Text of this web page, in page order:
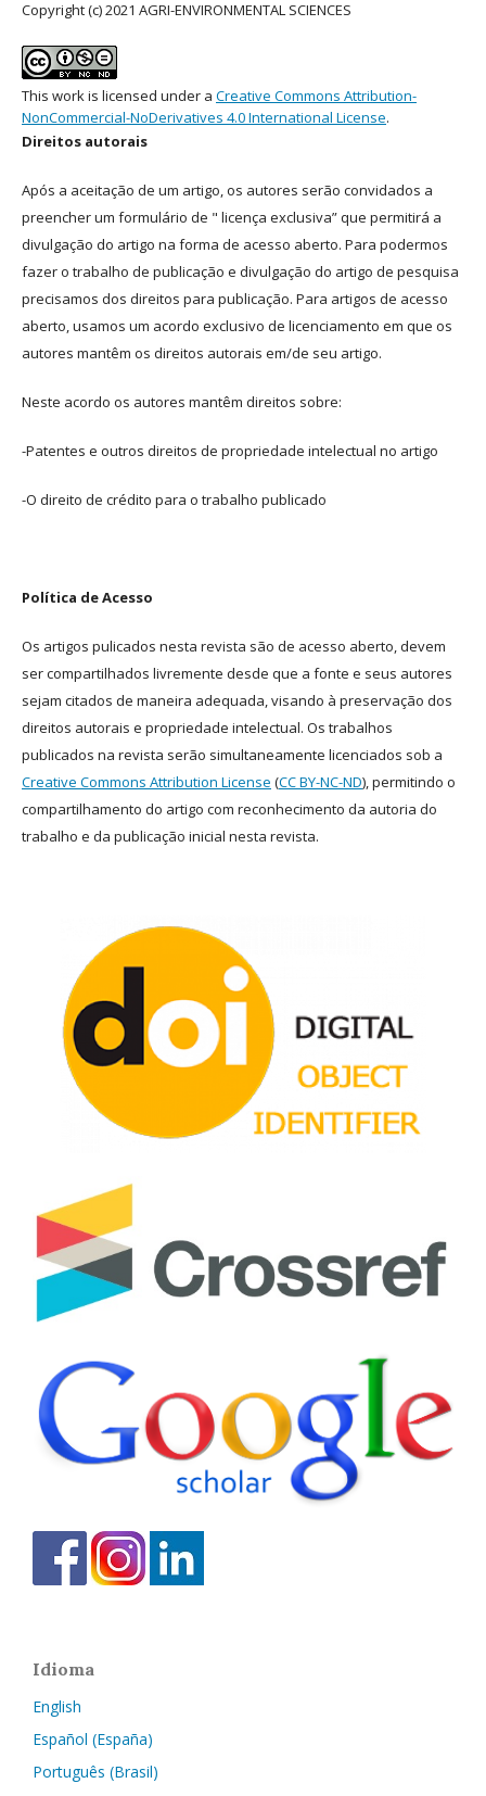
Copyright (c) 2021 AGRI-ENVIRONMENTAL SCIENCES
This work is licensed under a Creative Commons Attribution-
NonCommercial-NoDerivatives 4.0 International License.
Direitos autorais
Após a aceitação de um artigo, os autores serão convidados a
preencher um formulário de " licença exclusiva” que permitirá a
divulgação do artigo na forma de acesso aberto. Para podermos
fazer o trabalho de publicação e divulgação do artigo de pesquisa
precisamos dos direitos para publicação. Para artigos de acesso
aberto, usamos um acordo exclusivo de licenciamento em que os
autores mantêm os direitos autorais em/de seu artigo.
Neste acordo os autores mantêm direitos sobre:
-Patentes e outros direitos de propriedade intelectual no artigo
-O direito de crédito para o trabalho publicado
Política de Acesso
Os artigos pulicados nesta revista são de acesso aberto, devem
ser compartilhados livremente desde que a fonte e seus autores
sejam citados de maneira adequada, visando à preservação dos
direitos autorais e propriedade intelectual. Os trabalhos
publicados na revista serão simultaneamente licenciados sob a
Creative Commons Attribution License (CC BY-NC-ND), permitindo o
compartilhamento do artigo com reconhecimento da autoria do
trabalho e da publicação inicial nesta revista.
Idioma
English
Español (España)
Português (Brasil)